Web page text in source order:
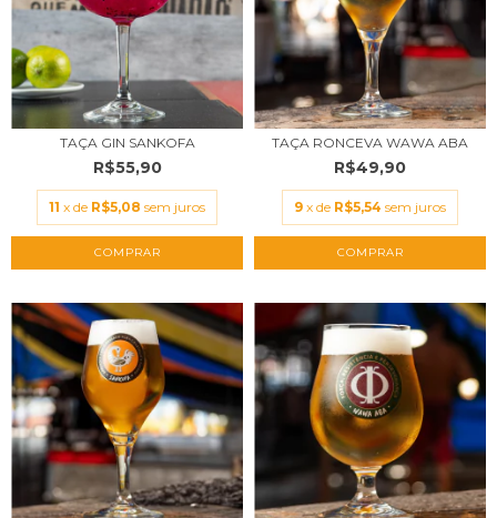
TAÇA GIN SANKOFA
R$55,90
11 x de R$5,08 sem juros
TAÇA RONCEVA WAWA ABA
R$49,90
9 x de R$5,54 sem juros